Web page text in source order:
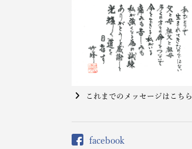
これまでのメッセージはこちら
facebook